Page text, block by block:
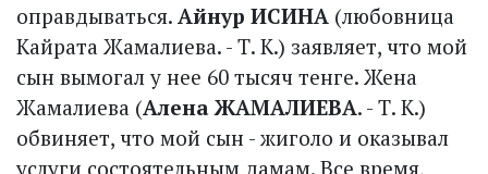
оправдываться. Айнур ИСИНА (любовница
Кайрата Жамалиева. - Т. К.) заявляет, что мой
сын вымогал у нее 60 тысяч тенге. Жена
Жамалиева (Алена ЖАМАЛИЕВА. - Т. К.)
обвиняет, что мой сын - жиголо и оказывал
услуги состоятельным дамам. Все время,